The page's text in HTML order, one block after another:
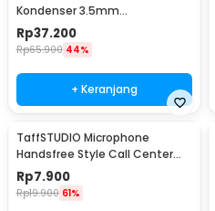
Kondenser 3.5mm
Omnidirectional Podcast with
Stand - SF-666
Rp37.200
Rp65.900 44%
+ Keranjang
TaffSTUDIO Microphone
Handsfree Style Call Center
With Noise Reduction - M5
Rp7.900
Rp19.900 61%